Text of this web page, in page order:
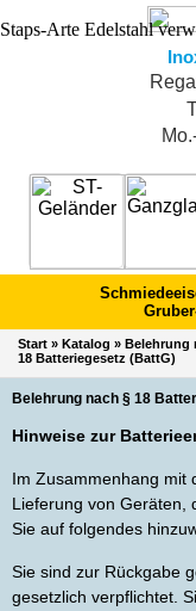
Staps-Arte Edelstahl
Start » Katalog » Belehrung
18 Batteriegesetz (BattG)
Belehrung nach § 18
Hinweise zur
Im Zusammenhang mit
Lieferung von Geräten,
Sie auf folgendes
Sie sind zur Rückgabe
gesetzlich verpflichtet.